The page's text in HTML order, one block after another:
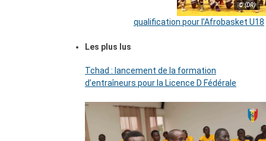
© (DR)
qualification pour l’Afrobasket U18
Les plus lus
Tchad : lancement de la formation
d’entraîneurs pour la Licence D Fédérale